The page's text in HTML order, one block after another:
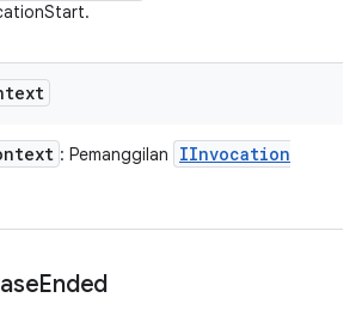
: Pemanggilan
IInvocation
Ended